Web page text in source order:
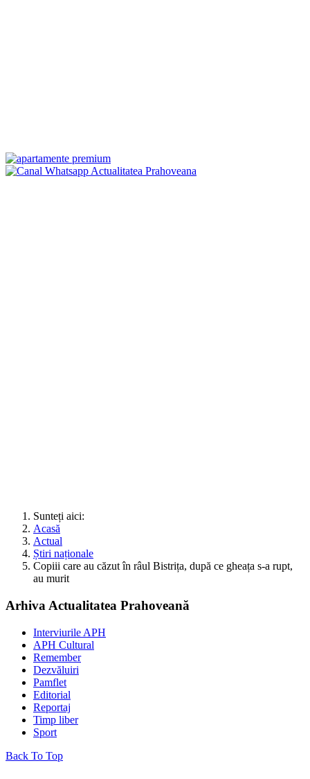
Sunteți aici:
Acasă
Actual
Știri naționale
Copiii care au căzut în râul Bistrița, după ce gheața s-a rupt,
au murit
Arhiva Actualitatea Prahoveană
Interviurile APH
APH Cultural
Remember
Dezvăluiri
Pamflet
Editorial
Reportaj
Timp liber
Sport
Back To Top